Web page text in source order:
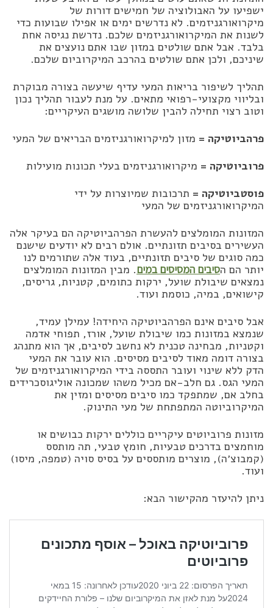
ישפיעו על האבולוציה של חמישים דורות של
מיקרואורגניזמים. לא נדרשים ימים או אפילו שבועות כדי
לשנות את המיקרואורגניזמים שלכם. נדרשת נגיסה אחת
בלבד. אבל אתם שולטים במזון שבו אתם נועצים את
שיניכם, ולכן אתם שולטים בהרכב המיקרוביום שלכם.
תהליך לשיפור בריאות המעי עדיף שיעשה בצורה מבוקרת
ובליווי מקצועי-רפואי מתאים. על מנת לעבור תהליך נכון
וטוב רצוי תחילה להבין שלושה מושגים העיקריים:
פרהביוטיקה = מזון למיקרואורגניזמים הבריאים של המעי
פרוביוטיקה = מיקרואורגניזמים בעלי תכונות מועילות
פוסטביוטיקה = תרכובות שמיוצרות על ידי
המיקרואורגניזמים של המעי
המזונות המומלצים להעשרת הפרהביוטיקה הם בעיקר אלה
העשירים בסיבים תזונתיים. אולם רבים לא יודעים שישנם
כמה סוגים של סיבים תזונתיים, בעוד אלה שתורמים לנו
יותר הם הסיבים המסיסים במים. מבין המזונות המומלצים
נמצאים שיבולת שועל, ירקות כתומים, קטניות, גריסים,
קישואים, במיה, כוסמת ועוד.
אבל סיבים אינם הפרהביוטיקה היחידה! עמילן עמיד,
שנמצא במזונות כמו שיבולת שועל, אורז, תפוחי אדמה
וקטניות, מבחינה טכנית לא נחשב לסיבים, אך הוא מתנהג
בצורה דומה מאוד לסיבים מסיסים. הוא עובר את המעי
הדק ללא שינוי ועובר התססה בידי המיקרואורגניזמים של
המעי הגס. גם חלב-אם מכיל משהו שמכונה אוליגוסכרידים
בחלב אם, שמתפקד כמו סיבים מסיסים ומזין את
המיקרוביוטה המתפתחת של מעי התינוק.
מזונות פרוביוטים עיקריים כוללים ירקות כבושים או
מוחמצים בדרכים טבעיות, חומץ טבעי, תה מותסס
(קמבוצ׳ה), מוצרים מותססים על בסיס סויה (טמפה, מיסו)
ועוד.
ניתן להיעזר מהקישור הבא: